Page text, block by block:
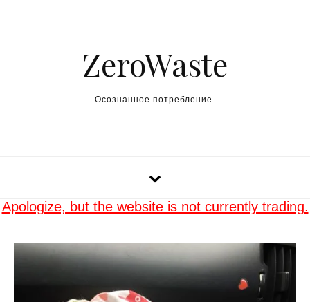
ZeroWaste
Осознанное потребление.
Apologize, but the website is not currently trading.